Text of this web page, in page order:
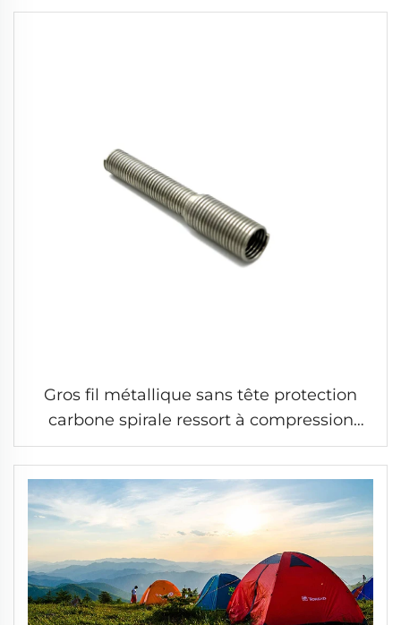
Gros fil métallique sans tête protection
carbone spirale ressort à compression
petit long ressort